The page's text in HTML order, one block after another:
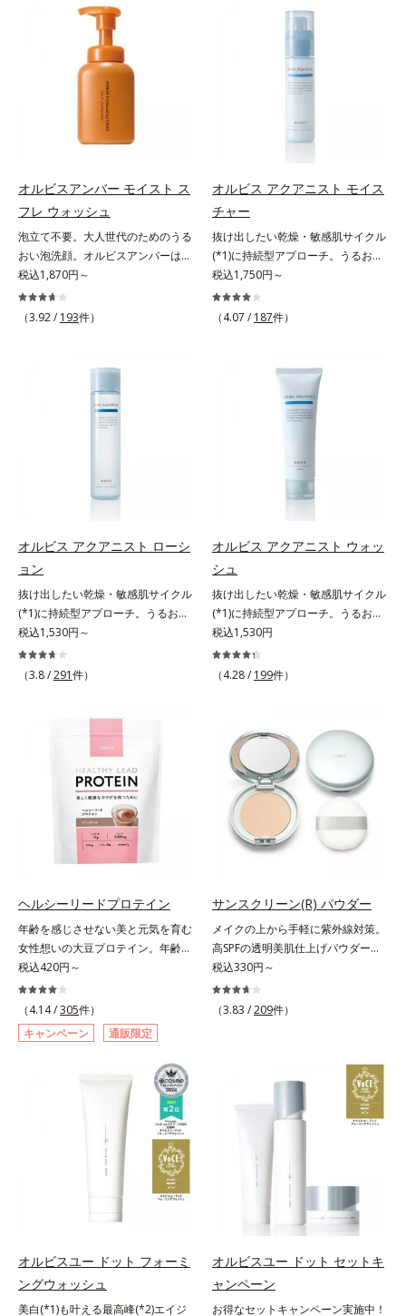
加水分解シルク、スフィンゴ糖脂
質、トコフェロール、グリセリン、
ヒアルロン酸ヒドロキシプロピルト
リモニウム、フェノキシエタノー
ル）*2 髪の乾燥、乾燥によるパサ
(*2)もまっさらにオフするボディク
レンザーです。気になるニオイ、ご
わつきの元となるのは、皮脂と古い
角質。汚れの吸着力が強い3種のク
レイ配合(*3)で、皮脂や古い角質、
毛穴汚れまでスッキリ落として、ず
っと触れていたくなるような、しっ
とりうるおったなめらかな素肌に整
のニオイや角質が気になる部位に、
週2～3回を目安にお使いいただけ
る、スペシャルボディケアアイテム
です。落ち着きと深みを感じさせ
る、ウッディの香り。*1 ニオイの
元となる汚れ *2 古い角質 *3 レ
ッドクレイ（イライト、カオリン）
配合＝古い角質をからめとる洗浄成
ナイト配合＝洗浄成分
振って混ぜると、美容成分がくずれ
防止成分を包み込み、メイクの上に
汗・水・皮脂をはじきながら、美容
成分がうるおいをキープ。Wの機能
さらに保湿成分配合でうるおい感が
続き、エアコンなどによる乾燥も防
ぎます。*1 トリメチルシロキシケ
イ酸、ジメチコン配合＝汗や水、皮
脂をはじき、メイクくずれを防ぐ成
分*2 オリーブ葉エキス、ゴレンシ
葉エキス、加水分解ヒアルロン酸、
異性化糖配合＝保湿成分【ご使用方
法】2層タイプなので、必ず容器を
よく振ってからお使いください。メ
イクの仕上げに、顔から20cm程度
シュが目安）ミストを塗布後、肌に
触れずに乾くまでそのままお待ちく
オルビスアンバー モイスト ス
フレ ウォッシュ
泡立て不要。大人世代のためのうる
おい泡洗顔。オルビスアンバーは、
いつも⾃然体で美しくありたいと願
う⼤⼈世代に寄り添うブランドで
す。年齢印象研究に基づいた肌サイ
軽なお手入れで賢いケアを。ライフ
スタイルになじむ、若々しい印象(*)
作りのサポートをします。* 肌にハ
リを与え若々しい印象
税込1,870円～
（3.92 / 193件）
オルビス アクアニスト モイス
チャー
抜け出したい乾燥・敏感肌サイクル
(*1)に持続型アプローチ。うるおい
を追求した敏感肌用保湿スキンケア
(*2)。うるおいを逃し、刺激を受け
やすい角層の“乾燥敏感スランプ
望の敏感肌用保湿スキンケアライン
「オルビス アクアニスト」。乾燥
敏感スランプの原因にアプローチす
る持続型トリプルアミノ酸(*4)を配
異物として排出されにくく、肌にと
どまってうるおいを蓄えてくれま
す。刺激を受けやすくなった角層を
うるおいで満たし、脱・敏感肌を目
指します。無油分・無着色・無香
不使用(*5)・パラベンフリー、6つ
のフリー処方で徹底的に肌に寄り添
います。*1 乾燥と敏感をくり返す
こと*2 敏感肌対象連用テスト済
（すべての方のお肌に合うというこ
とではありません）*3 乾燥して敏
＝乾燥を防ぎ、うるおいに満ちた肌
へ導く保湿成分、植物由来アミノ酸
（エルゴチオネイン）配合＝肌を整
え、すこやかに保つ保湿成分、微生
物由来アミノ酸（エクトイン）配合
＝乱れた角層にうるおいを与え、肌
荒れを防ぐ保湿成分*5 ウォッシュ
高保湿タイプ（普通肌～超乾性肌）
税込1,750円～
（4.07 / 187件）
オルビス アクアニスト ローシ
ョン
抜け出したい乾燥・敏感肌サイクル
(*1)に持続型アプローチ。うるおい
を追求した敏感肌用保湿スキンケア
(*2)。うるおいを逃し、刺激を受け
やすい角層の“乾燥敏感スランプ
「オルビス アクアニスト」。乾燥
敏感スランプの原因にアプローチす
る持続型トリプルアミノ酸(*4)を配
合。もともと体内にあるアミノ酸は
異物として排出されにくく、肌にと
どまってうるおいを蓄えてくれま
す。刺激を受けやすくなった角層を
指します。無油分・無着色・無香
不使用(*5)・パラベンフリー、6つ
のフリー処方で徹底的に肌に寄り添
います。*1 乾燥と敏感をくり返す
こと*2 敏感肌対象連用テスト済
（すべての方のお肌に合うというこ
とではありません）*3 乾燥して敏
アミノ酸（ポリグルタミン酸）配合
＝乾燥を防ぎ、うるおいに満ちた肌
へ導く保湿成分、植物由来アミノ酸
（エルゴチオネイン）配合＝肌を整
え、すこやかに保つ保湿成分、微生
物由来アミノ酸（エクトイン）配合
＝乱れた角層にうるおいを与え、肌
荒れを防ぐ保湿成分*5 ウォッシュ
を除くLM＝さっぱり高保湿タイプ
高保湿タイプ（普通肌～超乾性肌）
税込1,530円～
（3.8 /291件）
オルビス アクアニスト ウォッ
シュ
抜け出したい乾燥・敏感肌サイクル
(*1)に持続型アプローチ。うるおい
を追求した敏感肌用保湿スキンケア
(*2)。うるおいを逃し、刺激を受け
やすい角層の“乾燥敏感スランプ
望の敏感肌用保湿スキンケアライン
「オルビス アクアニスト」。乾燥
敏感スランプの原因にアプローチす
る持続型トリプルアミノ酸(*4)を配
合。もともと体内にあるアミノ酸は
異物として排出されにくく、肌にと
どまってうるおいを蓄えてくれま
指します。無油分・無着色・無香
リーで、徹底的に肌に寄り添いま
す。*1 乾燥と敏感をくり返すこと
*2 敏感肌対象連用テスト済（すべ
ての方のお肌に合うということでは
ありません）*3 乾燥して敏感に感
を防ぎ、うるおいに満ちた肌へ導く
保湿成分、植物由来アミノ酸（エル
ゴチオネイン）配合＝肌を整え、す
こやかに保つ保湿成分、微生物由来
た角層にうるおいを与え、肌荒れを
防ぐ保湿成分
税込1,530円
（4.28 / 199件）
ヘルシーリードプロテイン
年齢を感じさせない美と元気を育む
女性想いの大豆プロテイン。年齢を
感じさせない美と元気を育む、女性
想いの大豆プロテインです。1杯で
不足しがちなたんぱく質を補えま
す。大人女性の食習慣に基づき質と
量を考え、更年世代の女性に人気の
ある脂質が少ないソイプロテイン
（大豆由来の植物性たんぱく質）を
採用しました。吸収が穏やかで、腹
持ちがいいのもポイントです。体を
作る材料であるたんぱく質12g(*1)
をメインに、美を引き出すコラーゲ
ン5,000mgも配合。さらにリズムを
支える鉄分やビタミン6種(*2)、食
美を総合的に支えます。甘さ控えめ
のカフェオレ味、濃厚な抹茶味の2
味展開。プロテイン独特のにおいや
クセが少なく、水に溶けやすいの
税込420円～
（4.14 /305件）
キャンペーン
通販限定
サンスクリーン(R) パウダー
メイクの上から手軽に紫外線対策。
高SPFの透明美肌仕上げパウダー。
メイクの上から手を汚さずに紫外線
対策ができるUVカットパウダーで
す。“素肌のようななめらかな軽
ストタイプ。外出先でも、メイクの
上からササッとUVカットとお直し
が同時にできるお役立ちアイテムで
す。毛穴や色ムラをカバーしながら
秘密は「スムースヴェールパウダー
(*1)」にあります。7種の球状粉体
(*2)が凹凸を埋めて、肌に薄いヴェ
ールをかけるようにカバー。さらに
板状粉体が光を反射して、すっぴん
肌のようなナチュラルなツヤ感を演
出します。また、皮脂を吸着する
「あぶらとりパウダー(*3)」を配合
し、くずれ＆テカリを防いでサラサ
税込330円～
（3.83 /209件）
オルビスユー ドット フォーミ
ングウォッシュ
美白(*1)も叶える最高峰(*2)エイジ
オルビスユー ドット セットキ
ャンペーン
お得なセットキャンペーン実施中！